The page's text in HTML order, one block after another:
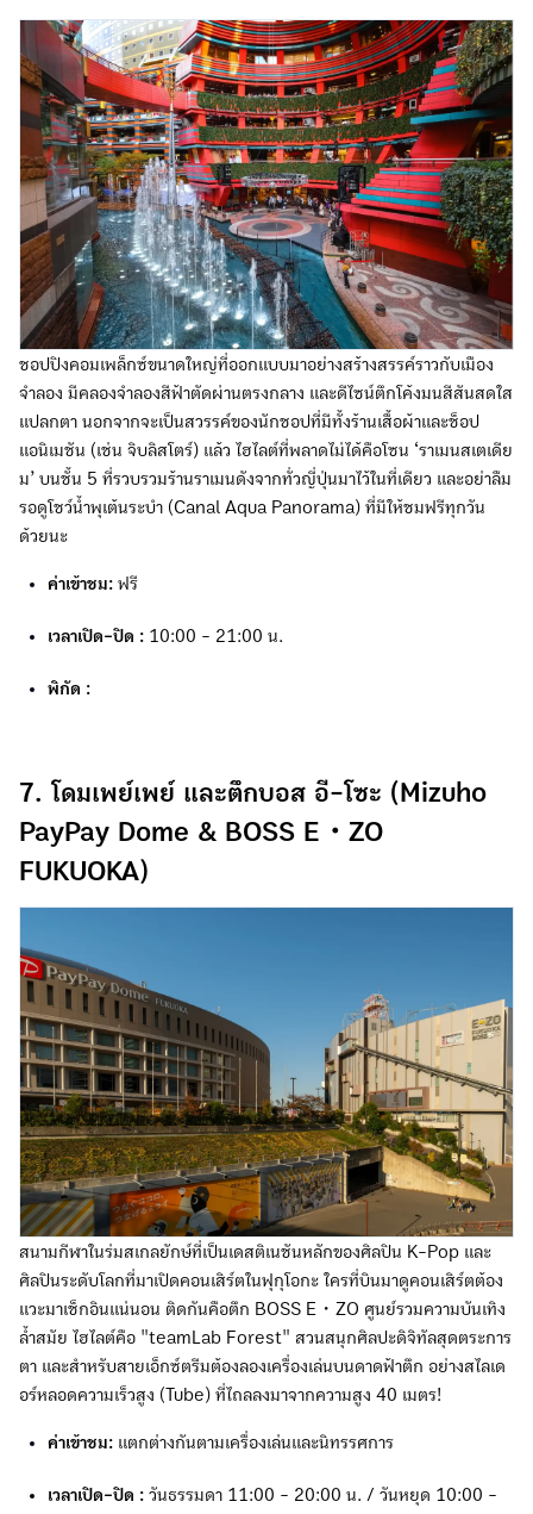
ชอปปิงคอมเพล็กซ์ขนาดใหญ่ที่ออกแบบมาอย่างสร้างสรรค์ราวกับเมือง
จำลอง มีคลองจำลองสีฟ้าตัดผ่านตรงกลาง และดีไซน์ตึกโค้งมนสีสันสดใส
แปลกตา นอกจากจะเป็นสวรรค์ของนักชอปที่มีทั้งร้านเสื้อผ้าและช็อป
แอนิเมชัน (เช่น จิบลิสโตร์) แล้ว ไฮไลต์ที่พลาดไม่ได้คือโซน ‘ราเมนสเตเดีย
ม’ บนชั้น 5 ที่รวบรวมร้านราเมนดังจากทั่วญี่ปุ่นมาไว้ในที่เดียว และอย่าลืม
รอดูโชว์น้ำพุเต้นระบำ (Canal Aqua Panorama) ที่มีให้ชมฟรีทุกวัน
ด้วยนะ
ค่าเข้าชม: ฟรี
เวลาเปิด-ปิด : 10:00 - 21:00 น.
พิกัด :
7. โดมเพย์เพย์ และตึกบอส อี-โซะ (Mizuho
PayPay Dome & BOSS E・ZO
FUKUOKA)
สนามกีฬาในร่มสเกลยักษ์ที่เป็นเดสติเนชันหลักของศิลปิน K-Pop และ
ศิลปินระดับโลกที่มาเปิดคอนเสิร์ตในฟุกุโอกะ ใครที่บินมาดูคอนเสิร์ตต้อง
แวะมาเช็กอินแน่นอน ติดกันคือตึก BOSS E・ZO ศูนย์รวมความบันเทิง
ล้ำสมัย ไฮไลต์คือ "teamLab Forest" สวนสนุกศิลปะดิจิทัลสุดตระการ
ตา และสำหรับสายเอ็กซ์ตรีมต้องลองเครื่องเล่นบนดาดฟ้าตึก อย่างสไลเด
อร์หลอดความเร็วสูง (Tube) ที่ไถลลงมาจากความสูง 40 เมตร!
ค่าเข้าชม: แตกต่างกันตามเครื่องเล่นและนิทรรศการ
เวลาเปิด-ปิด : วันธรรมดา 11:00 - 20:00 น. / วันหยุด 10:00 -